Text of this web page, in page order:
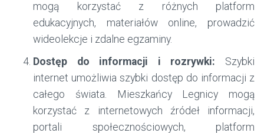
mogą korzystać z różnych platform
edukacyjnych, materiałów online, prowadzić
wideolekcje i zdalne egzaminy.
Dostęp do informacji i rozrywki: Szybki
internet umożliwia szybki dostęp do informacji z
całego świata. Mieszkańcy Legnicy mogą
korzystać z internetowych źródeł informacji,
portali społecznościowych, platform